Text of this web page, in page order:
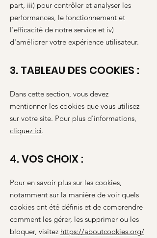
part, iii) pour contrôler et analyser les
performances, le fonctionnement et
l'efficacité de notre service et iv)
d'améliorer votre expérience utilisateur.
3. TABLEAU DES COOKIES :
Dans cette section, vous devez
mentionner les cookies que vous utilisez
sur votre site. Pour plus d'informations,
cliquez ici.
4. VOS CHOIX :
Pour en savoir plus sur les cookies,
notamment sur la manière de voir quels
cookies ont été définis et de comprendre
comment les gérer, les supprimer ou les
bloquer, visitez https://aboutcookies.org/